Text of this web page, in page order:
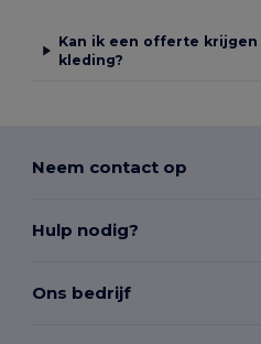
Kan ik een offerte
kleding?
Neem contact op
Hulp nodig?
Ons bedrijf